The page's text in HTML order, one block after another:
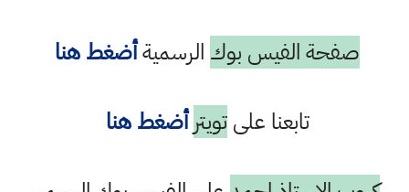
صفحة الفيس بوك الرسميةأضغط هنا
تابعنا علىتويتر أضغط هنا